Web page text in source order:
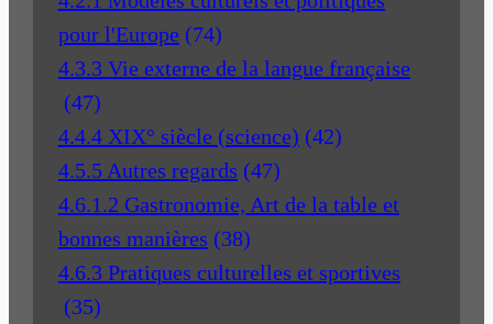
pour l'Europe (74)
4.3.3 Vie externe de la langue française
(47)
4.4.4 XIX° siècle (science) (42)
4.5.5 Autres regards (47)
4.6.1.2 Gastronomie, Art de la table et
bonnes manières (38)
4.6.3 Pratiques culturelles et sportives
(35)